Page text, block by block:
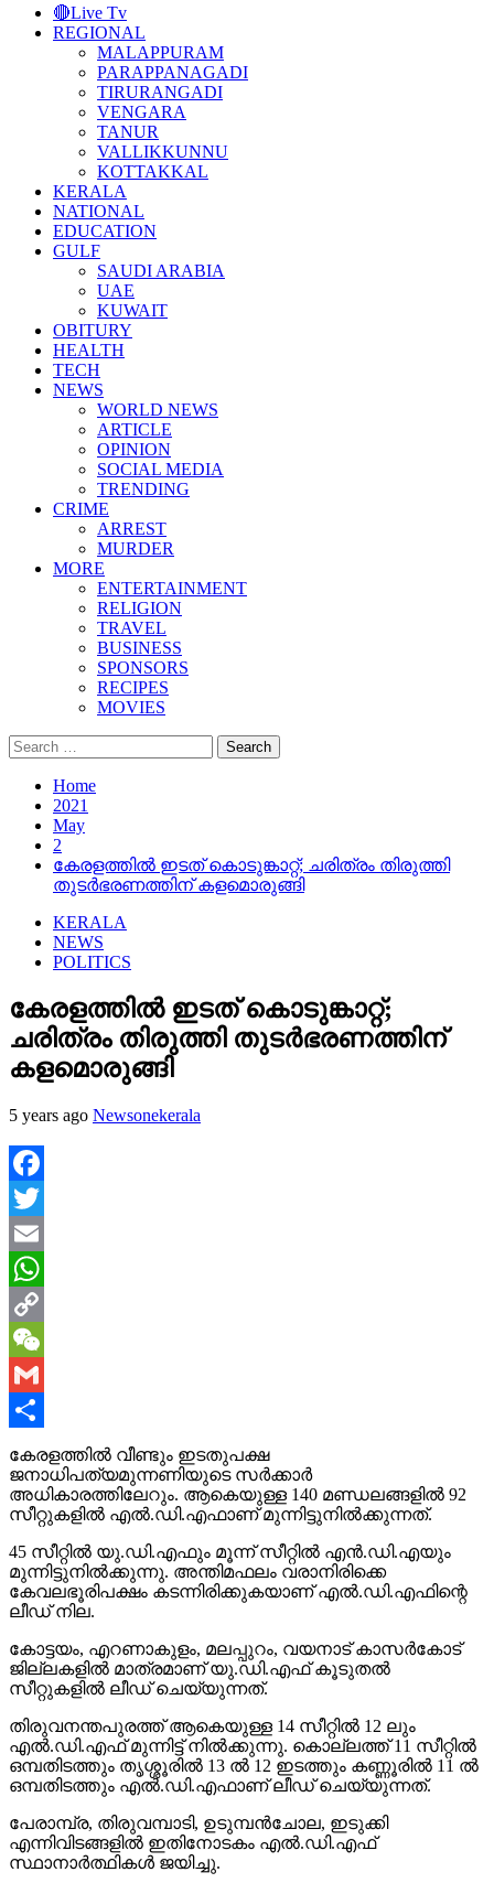
🔴Live Tv
REGIONAL
MALAPPURAM
PARAPPANAGADI
TIRURANGADI
VENGARA
TANUR
VALLIKKUNNU
KOTTAKKAL
KERALA
NATIONAL
EDUCATION
GULF
SAUDI ARABIA
UAE
KUWAIT
OBITURY
HEALTH
TECH
NEWS
WORLD NEWS
ARTICLE
OPINION
SOCIAL MEDIA
TRENDING
CRIME
ARREST
MURDER
MORE
ENTERTAINMENT
RELIGION
TRAVEL
BUSINESS
SPONSORS
RECIPES
MOVIES
Search
for:
Home
2021
May
2
കേരളത്തില്‍ ഇടത് കൊടുങ്കാറ്റ്; ചരിത്രം തിരുത്തി
തുടര്‍ഭരണത്തിന് കളമൊരുങ്ങി
KERALA
NEWS
POLITICS
കേരളത്തില്‍ ഇടത് കൊടുങ്കാറ്റ്;
ചരിത്രം തിരുത്തി തുടര്‍ഭരണത്തിന്
കളമൊരുങ്ങി
5 years ago Newsonekerala
Facebook
Twitter
Email
WhatsApp
Copy
Link
WeChat
Gmail
കേരളത്തില്‍ വീണ്ടും ഇടതുപക്ഷ
ജനാധിപത്യമുന്നണിയുടെ സര്‍ക്കാര്‍
അധികാരത്തിലേറും. ആകെയുള്ള 140 മണ്ഡലങ്ങളില്‍ 92
സീറ്റുകളില്‍ എല്‍.ഡി.എഫാണ് മുന്നിട്ടുനില്‍ക്കുന്നത്.
45 സീറ്റില്‍ യു.ഡി.എഫും മൂന്ന് സീറ്റില്‍ എന്‍.ഡി.എയും
മുന്നിട്ടുനില്‍ക്കുന്നു. അന്തിമഫലം വരാനിരിക്കെ
കേവലഭൂരിപക്ഷം കടന്നിരിക്കുകയാണ് എല്‍.ഡി.എഫിന്റെ
ലീഡ് നില.
കോട്ടയം, എറണാകുളം, മലപ്പുറം, വയനാട് കാസര്‍കോട്
ജില്ലകളില്‍ മാത്രമാണ് യു.ഡി.എഫ് കൂടുതല്‍
സീറ്റുകളില്‍ ലീഡ് ചെയ്യുന്നത്.
തിരുവനന്തപുരത്ത് ആകെയുള്ള 14 സീറ്റില്‍ 12 ലും
എല്‍.ഡി.എഫ് മുന്നിട്ട് നില്‍ക്കുന്നു. കൊല്ലത്ത് 11 സീറ്റില്‍
ഒമ്പതിടത്തും തൃശ്ശൂരില്‍ 13 ല്‍ 12 ഇടത്തും കണ്ണൂരില്‍ 11 ല്‍
ഒമ്പതിടത്തും എല്‍.ഡി.എഫാണ് ലീഡ് ചെയ്യുന്നത്.
പേരാമ്പ്ര, തിരുവമ്പാടി, ഉടുമ്പന്‍ചോല, ഇടുക്കി
എന്നിവിടങ്ങളില്‍ ഇതിനോടകം എല്‍.ഡി.എഫ്
സ്ഥാനാര്‍ത്ഥികള്‍ ജയിച്ചു.